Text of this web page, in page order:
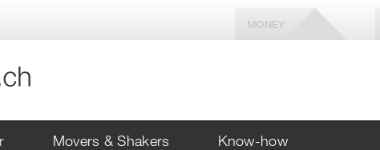
MONEY
Movers & Shakers Know-how